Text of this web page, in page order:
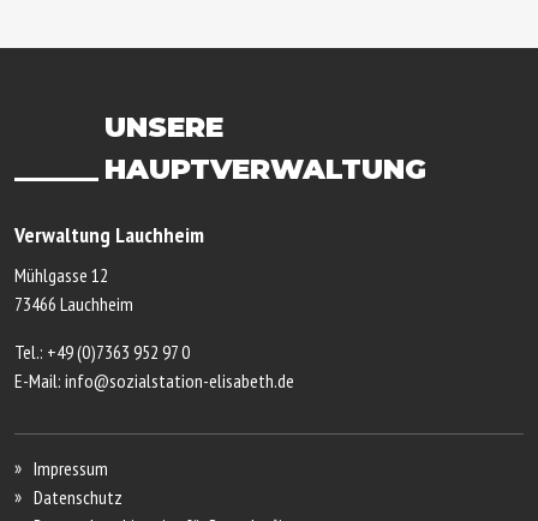
UNSERE
HAUPTVERWALTUNG
Verwaltung Lauchheim
Mühlgasse 12
73466 Lauchheim
Tel.: +49 (0)7363 952 97 0
E-Mail: info@sozialstation-elisabeth.de
Impressum
Datenschutz